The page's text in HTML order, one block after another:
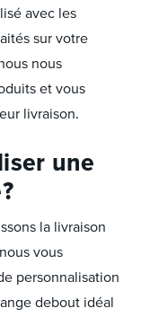
avec les
sur votre
nous
et vous
livraison.
une
la livraison
vous
personnalisation
debout idéal